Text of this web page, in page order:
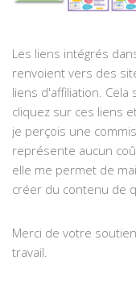
Les liens intégrés
renvoient vers des
liens d'affiliation.
cliquez sur ces liens
je perçois une
représente aucun
elle me permet de
créer du contenu de
Merci de votre
travail.